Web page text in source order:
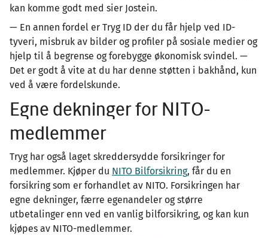
kan komme godt med sier Jostein.
— En annen fordel er Tryg ID der du får hjelp ved ID-
tyveri, misbruk av bilder og profiler på sosiale medier og
hjelp til å begrense og forebygge økonomisk svindel. —
Det er godt å vite at du har denne støtten i bakhånd, kun
ved å være fordelskunde.
Egne dekninger for NITO-
medlemmer
Tryg har også laget skreddersydde forsikringer for
medlemmer. Kjøper du NITO Bilforsikring, får du en
forsikring som er forhandlet av NITO. Forsikringen har
egne dekninger, færre egenandeler og større
utbetalinger enn ved en vanlig bilforsikring, og kan kun
kjøpes av NITO-medlemmer.